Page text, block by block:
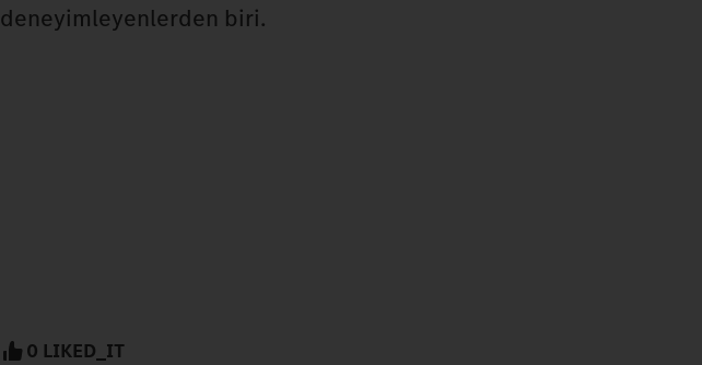
deneyimleyenlerden biri.
0 LIKED_IT